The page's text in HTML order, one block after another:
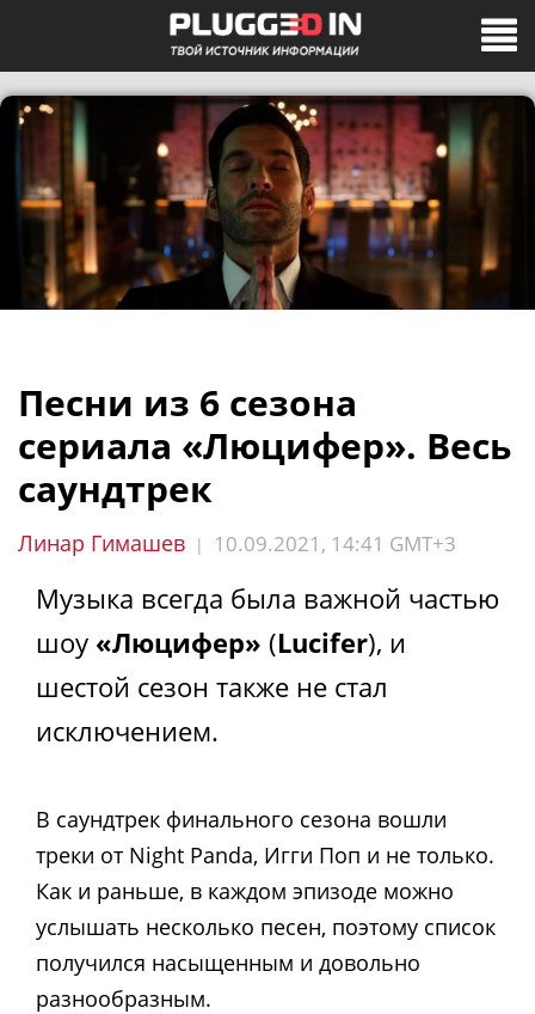
Песни из 6 сезона
сериала «Люцифер». Весь
саундтрек
Линар Гимашев | 10.09.2021, 14:41 GMT+3
Музыка всегда была важной частью
шоу «Люцифер» (Lucifer), и
шестой сезон также не стал
исключением.
В саундтрек финального сезона вошли
треки от Night Panda, Игги Поп и не только.
Как и раньше, в каждом эпизоде можно
услышать несколько песен, поэтому список
получился насыщенным и довольно
разнообразным.